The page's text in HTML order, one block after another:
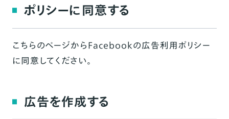
ポリシーに同意する
こちらのページからFacebookの広告利用ポリシー
に同意してください。
広告を作成する